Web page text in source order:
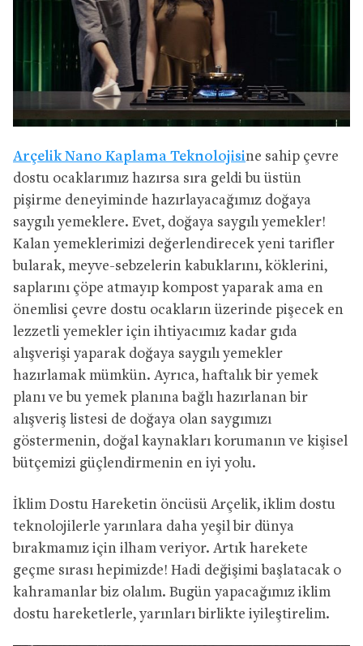
Arçelik Nano Kaplama Teknolojisine sahip çevre
dostu ocaklarımız hazırsa sıra geldi bu üstün
pişirme deneyiminde hazırlayacağımız doğaya
saygılı yemeklere. Evet, doğaya saygılı yemekler!
Kalan yemeklerimizi değerlendirecek yeni tarifler
bularak, meyve-sebzelerin kabuklarını, köklerini,
saplarını çöpe atmayıp kompost yaparak ama en
önemlisi çevre dostu ocakların üzerinde pişecek en
lezzetli yemekler için ihtiyacımız kadar gıda
alışverişi yaparak doğaya saygılı yemekler
hazırlamak mümkün. Ayrıca, haftalık bir yemek
planı ve bu yemek planına bağlı hazırlanan bir
alışveriş listesi de doğaya olan saygımızı
göstermenin, doğal kaynakları korumanın ve kişisel
bütçemizi güçlendirmenin en iyi yolu.
İklim Dostu Hareketin öncüsü Arçelik, iklim dostu
teknolojilerle yarınlara daha yeşil bir dünya
bırakmamız için ilham veriyor. Artık harekete
geçme sırası hepimizde! Hadi değişimi başlatacak o
kahramanlar biz olalım. Bugün yapacağımız iklim
dostu hareketlerle, yarınları birlikte iyileştirelim.